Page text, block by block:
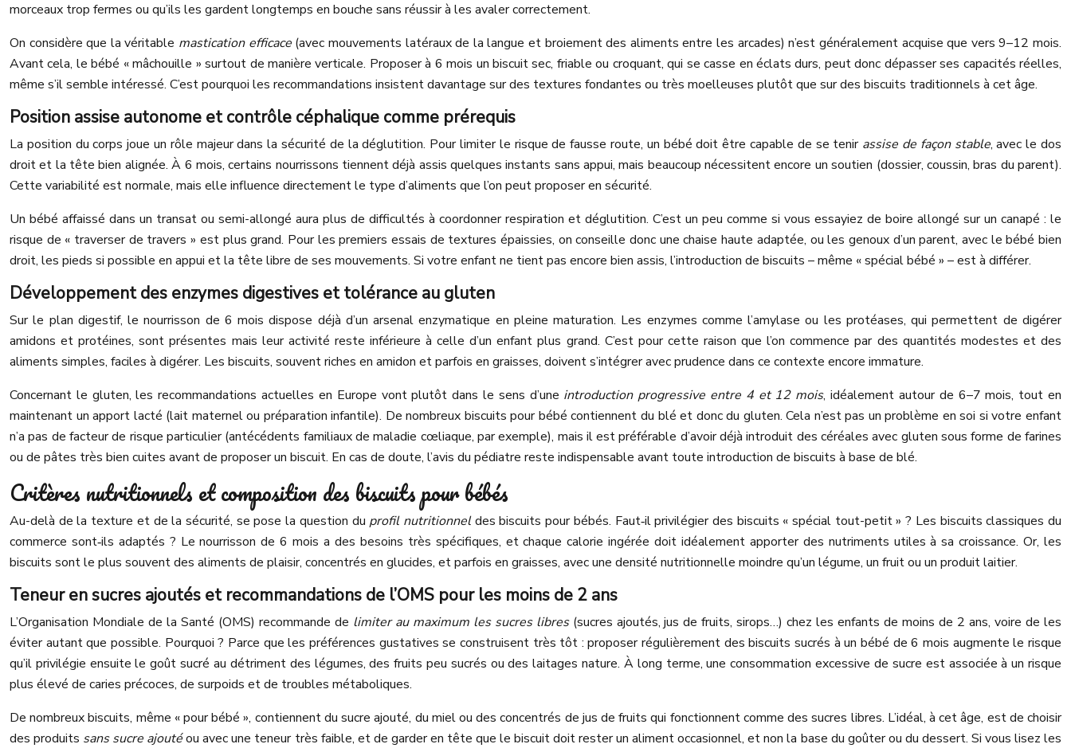
morceaux trop fermes ou qu’ils les gardent longtemps en bouche sans réussir à les avaler correctement.
On considère que la véritable mastication efficace(avec mouvements latéraux de la langue et broiement des aliments entre les arcades) n’est généralement acquise que vers 9–12 mois.
Avant cela, le bébé « mâchouille » surtout de manière verticale. Proposer à 6 mois un biscuit sec, friable ou croquant, qui se casse en éclats durs, peut donc dépasser ses capacités réelles,
même s’il semble intéressé. C’est pourquoi les recommandations insistent davantage sur des textures fondantes ou très moelleuses plutôt que sur des biscuits traditionnels à cet âge.
Position assise autonome et contrôle céphalique comme prérequis
La position du corps joue un rôle majeur dans la sécurité de la déglutition. Pour limiter le risque de fausse route, un bébé doit être capable de se tenir assise de façon stable, avec le dos
droit et la tête bien alignée. À 6 mois, certains nourrissons tiennent déjà assis quelques instants sans appui, mais beaucoup nécessitent encore un soutien (dossier, coussin, bras du parent).
Cette variabilité est normale, mais elle influence directement le type d’aliments que l’on peut proposer en sécurité.
Un bébé affaissé dans un transat ou semi-allongé aura plus de difficultés à coordonner respiration et déglutition. C’est un peu comme si vous essayiez de boire allongé sur un canapé : le
risque de « traverser de travers » est plus grand. Pour les premiers essais de textures épaissies, on conseille donc une chaise haute adaptée, ou les genoux d’un parent, avec le bébé bien
droit, les pieds si possible en appui et la tête libre de ses mouvements. Si votre enfant ne tient pas encore bien assis, l’introduction de biscuits – même « spécial bébé » – est à différer.
Développement des enzymes digestives et tolérance au gluten
Sur le plan digestif, le nourrisson de 6 mois dispose déjà d’un arsenal enzymatique en pleine maturation. Les enzymes comme l’amylase ou les protéases, qui permettent de digérer
amidons et protéines, sont présentes mais leur activité reste inférieure à celle d’un enfant plus grand. C’est pour cette raison que l’on commence par des quantités modestes et des
aliments simples, faciles à digérer. Les biscuits, souvent riches en amidon et parfois en graisses, doivent s’intégrer avec prudence dans ce contexte encore immature.
Concernant le gluten, les recommandations actuelles en Europe vont plutôt dans le sens d’une introduction progressive entre 4 et 12 mois, idéalement autour de 6–7 mois, tout en
maintenant un apport lacté (lait maternel ou préparation infantile). De nombreux biscuits pour bébé contiennent du blé et donc du gluten. Cela n’est pas un problème en soi si votre enfant
n’a pas de facteur de risque particulier (antécédents familiaux de maladie cœliaque, par exemple), mais il est préférable d’avoir déjà introduit des céréales avec gluten sous forme de farines
ou de pâtes très bien cuites avant de proposer un biscuit. En cas de doute, l’avis du pédiatre reste indispensable avant toute introduction de biscuits à base de blé.
Critères nutritionnels et composition des biscuits pour bébés
Au-delà de la texture et de la sécurité, se pose la question du profil nutritionneldes biscuits pour bébés. Faut‑il privilégier des biscuits « spécial tout-petit » ? Les biscuits classiques du
commerce sont‑ils adaptés ? Le nourrisson de 6 mois a des besoins très spécifiques, et chaque calorie ingérée doit idéalement apporter des nutriments utiles à sa croissance. Or, les
biscuits sont le plus souvent des aliments de plaisir, concentrés en glucides, et parfois en graisses, avec une densité nutritionnelle moindre qu’un légume, un fruit ou un produit laitier.
Teneur en sucres ajoutés et recommandations de l’OMS pour les moins de 2 ans
L’Organisation Mondiale de la Santé (OMS) recommande de limiter au maximum les sucres libres(sucres ajoutés, jus de fruits, sirops…) chez les enfants de moins de 2 ans, voire de les
éviter autant que possible. Pourquoi ? Parce que les préférences gustatives se construisent très tôt : proposer régulièrement des biscuits sucrés à un bébé de 6 mois augmente le risque
qu’il privilégie ensuite le goût sucré au détriment des légumes, des fruits peu sucrés ou des laitages nature. À long terme, une consommation excessive de sucre est associée à un risque
plus élevé de caries précoces, de surpoids et de troubles métaboliques.
De nombreux biscuits, même « pour bébé », contiennent du sucre ajouté, du miel ou des concentrés de jus de fruits qui fonctionnent comme des sucres libres. L’idéal, à cet âge, est de choisir
des produits sans sucre ajoutéou avec une teneur très faible, et de garder en tête que le biscuit doit rester un aliment occasionnel, et non la base du goûter ou du dessert. Si vous lisez les